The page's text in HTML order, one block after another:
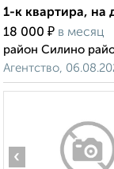
1-к квартира, на
18 000 ₽ в месяц
район Силино
Агентство,
‹